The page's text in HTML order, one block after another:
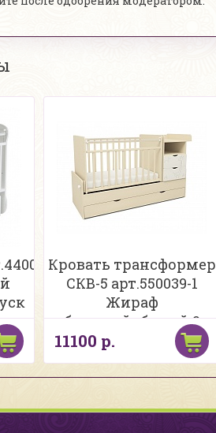
Кровать трансформер
СКВ-5 арт.550039-1
Жираф
бежевый+белый 2
части
(опуск.бок,маятн,3
ящика)
11100 р.